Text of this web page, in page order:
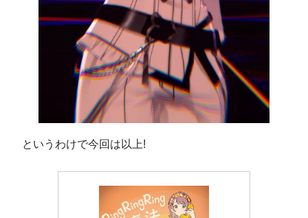
というわけで今回は以上!